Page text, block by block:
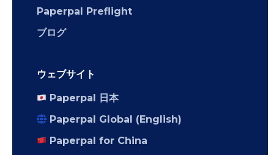
Paperpal Preflight
ブログ
ウェブサイト
Paperpal 日本
Paperpal Global (English)
Paperpal for China